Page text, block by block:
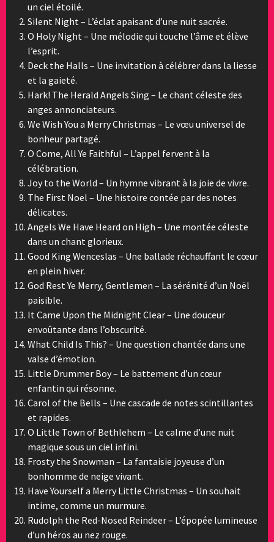
un ciel étoilé.
Silent Night – L’éclat apaisant d’une nuit sacrée.
O Holy Night – Une mélodie qui touche l’âme et élève
l’esprit.
Deck the Halls – Une invitation à célébrer dans la liesse
et la gaieté.
Hark! The Herald Angels Sing – Le chant céleste des
anges annonciateurs.
We Wish You a Merry Christmas – Le vœu universel de
bonheur partagé.
O Come, All Ye Faithful – L’appel fervent à la
célébration.
Joy to the World – Un hymne vibrant à la joie de vivre.
The First Noel – Une histoire contée par des notes
délicates.
Angels We Have Heard on High – Une montée céleste
dans un chant glorieux.
Good King Wenceslas – Une ballade réchauffant le cœur
en plein hiver.
God Rest Ye Merry, Gentlemen – La sérénité d’un Noël
paisible.
It Came Upon the Midnight Clear – Une douceur
envoûtante dans l’obscurité.
What Child Is This? – Une question chantée dans une
valse d’émotion.
Little Drummer Boy – Le battement d’un cœur
enfantin qui résonne.
Carol of the Bells – Une cascade de notes scintillantes
et rapides.
O Little Town of Bethlehem – Le calme d’une nuit
magique sous un ciel infini.
Frosty the Snowman – La fantaisie joyeuse d’un
bonhomme de neige vivant.
Have Yourself a Merry Little Christmas – Un souhait
intime, comme un murmure.
Rudolph the Red-Nosed Reindeer – L’épopée lumineuse
d’un héros au nez rouge.